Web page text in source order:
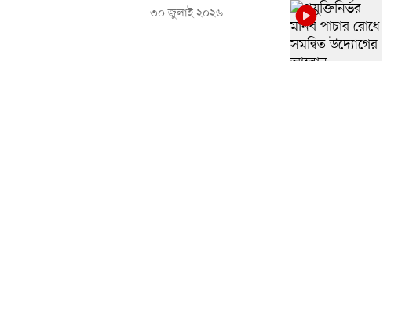
৩০ জুলাই ২০২৬